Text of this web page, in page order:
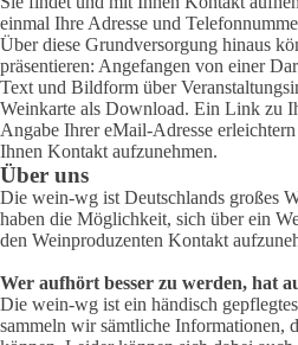
einmal Ihre Adresse und
Über diese Grundversorgung hinaus
präsentieren: Angefangen von einer
Text und Bildform über
Weinkarte als Download. Ein Link zu
Angabe Ihrer eMail-Adresse
Ihnen Kontakt aufzunehmen.
Über uns
Die wein-wg ist Deutschlands großes
haben die Möglichkeit, sich über ein
den Weinproduzenten Kontakt
Wer aufhört besser zu werden, hat
Die wein-wg ist ein händisch
sammeln wir sämtliche Informationen,